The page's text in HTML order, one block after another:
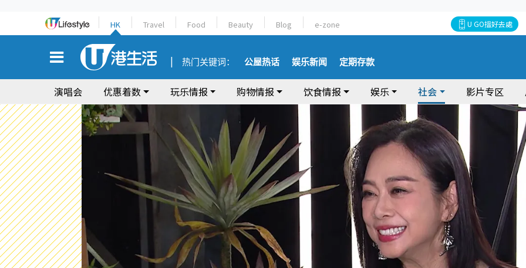
HK Travel Food Beauty Blog e-zone U GO搵好去處
热门关键词： 公屋热话 娱乐新闻 定期存款
演唱会 优惠着数 玩乐情报 购物情报 饮食情报 娱乐 社会 影片专区